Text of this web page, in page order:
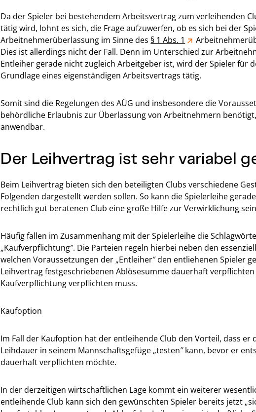
Da der Spieler bei bestehendem Arbeitsvertrag zum verleihenden
tätig wird, lohnt es sich, die Frage aufzuwerfen, ob es sich bei der
Arbeitnehmerüberlassung im Sinne des § 1 Abs. 1
Dies ist allerdings nicht der Fall. Denn im Unterschied zur
Entleiher gerade nicht zugleich Arbeitgeber ist, wird der Spieler für
Grundlage eines eigenständigen Arbeitsvertrags tätig.
Somit sind die Regelungen des AÜG und insbesondere die
behördliche Erlaubnis zur Überlassung von Arbeitnehmern
anwendbar.
Der Leihvertrag ist sehr variabel
Beim Leihvertrag bieten sich den beteiligten Clubs verschiedene
Folgenden dargestellt werden sollen. So kann die Spielerleihe
rechtlich gut beratenen Club eine große Hilfe zur Verwirklichung
Häufig fallen im Zusammenhang mit der Spielerleihe die
„Kaufverpflichtung″. Die Parteien regeln hierbei neben den
welchen Voraussetzungen der „Entleiher″ den entliehenen Spieler
Leihvertrag festgeschriebenen Ablösesumme dauerhaft
Kaufverpflichtung verpflichten muss.
Kaufoption
Im Fall der Kaufoption hat der entleihende Club den Vorteil, dass er
Leihdauer in seinem Mannschaftsgefüge „testen″ kann, bevor er
dauerhaft verpflichten möchte.
In der derzeitigen wirtschaftlichen Lage kommt ein weiterer
entleihende Club kann sich den gewünschten Spieler bereits jetzt